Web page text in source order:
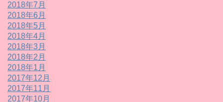
2018年7月
2018年6月
2018年5月
2018年4月
2018年3月
2018年2月
2018年1月
2017年12月
2017年11月
2017年10月